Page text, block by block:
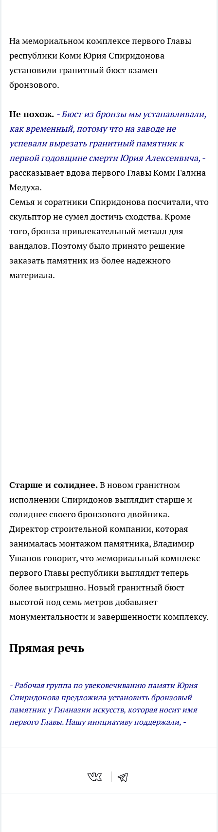
На мемориальном комплексе первого Главы
республики Коми Юрия Спиридонова
установили гранитный бюст взамен
бронзового.
Не похож. - Бюст из бронзы мы устанавливали,
как временный, потому что на заводе не
успевали вырезать гранитный памятник к
первой годовщине смерти Юрия Алексеивича, -
рассказывает вдова первого Главы Коми Галина
Медуха.
Семья и соратники Спиридонова посчитали, что
скульптор не сумел достичь сходства. Кроме
того, бронза привлекательный металл для
вандалов. Поэтому было принято решение
заказать памятник из более надежного
материала.
Старше и солиднее.В новом гранитном
исполнении Спиридонов выглядит старше и
солиднее своего бронзового двойника.
Директор строительной компании, которая
занималась монтажом памятника, Владимир
Ушанов говорит, что мемориальный комплекс
первого Главы республики выглядит теперь
более выигрышно. Новый гранитный бюст
высотой под семь метров добавляет
монументальности и завершенности комплексу.
Прямая речь
- Рабочая группа по увековечиванию памяти Юрия
Спиридонова предложила установить бронзовый
памятник у Гимназии искусств, которая носит имя
первого Главы. Нашу инициативу поддержали, -